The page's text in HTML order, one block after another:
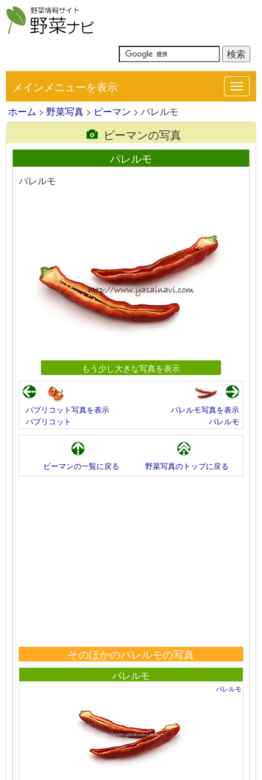
メインメニューを表示
ホーム > 野菜写真 > ピーマン > パレルモ
ピーマンの写真
パレルモ
パレルモ
もう少し大きな写真を表示
パプリコット写真を表示
パプリコット
パレルモ写真を表示
パレルモ
ピーマンの一覧に戻る 野菜写真のトップに戻る
そのほかのパレルモの写真
パレルモ
パレルモ